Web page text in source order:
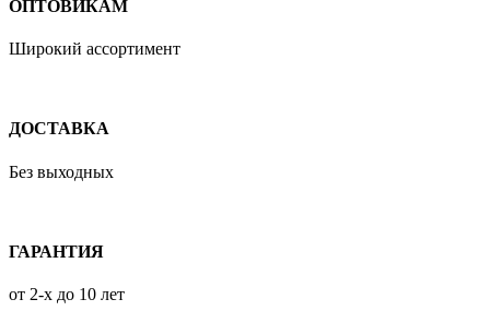
ОПТОВИКАМ
Широкий ассортимент
ДОСТАВКА
Без выходных
ГАРАНТИЯ
от 2-х до 10 лет